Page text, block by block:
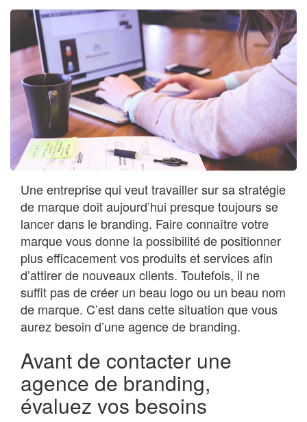
Une entreprise qui veut travailler sur sa stratégie
de marque doit aujourd’hui presque toujours se
lancer dans le branding. Faire connaître votre
marque vous donne la possibilité de positionner
plus efficacement vos produits et services afin
d’attirer de nouveaux clients. Toutefois, il ne
suffit pas de créer un beau logo ou un beau nom
de marque. C’est dans cette situation que vous
aurez besoin d’une agence de branding.
Avant de contacter une
agence de branding,
évaluez vos besoins